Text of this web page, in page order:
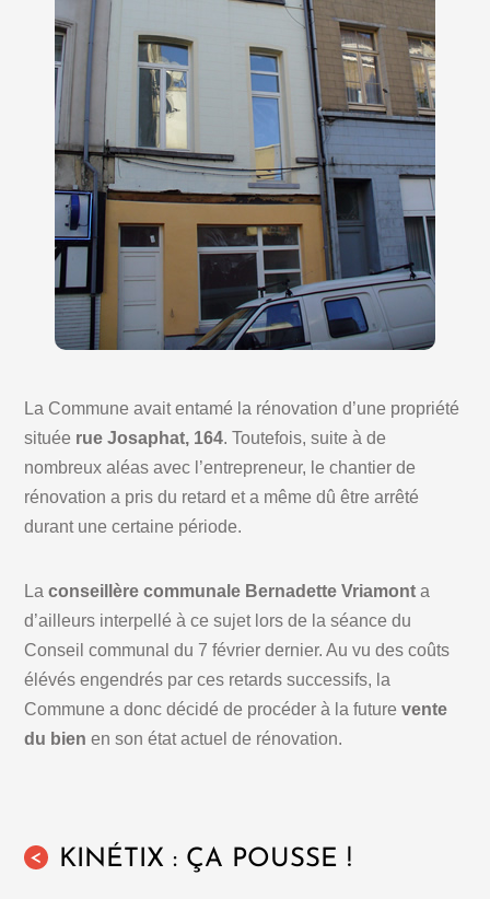
La Commune avait entamé la rénovation d’une propriété
située rue Josaphat, 164. Toutefois, suite à de
nombreux aléas avec l’entrepreneur, le chantier de
rénovation a pris du retard et a même dû être arrêté
durant une certaine période.
Laconseillère communale Bernadette Vriamont a
d’ailleurs interpellé à ce sujet lors de la séance du
Conseil communal du 7 février dernier. Au vu des coûts
élévés engendrés par ces retards successifs, la
Commune a donc décidé de procéder à la futurevente
du bien en son état actuel de rénovation.
< KINÉTIX : ÇA POUSSE !